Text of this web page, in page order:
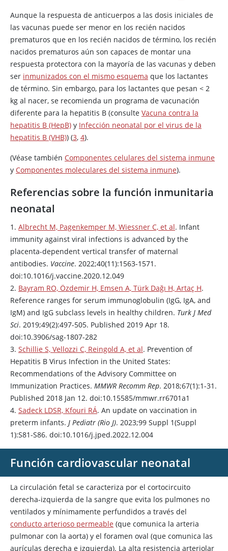
Aunque la respuesta de anticuerpos a las dosis iniciales de
las vacunas puede ser menor en los recién nacidos
prematuros que en los recién nacidos de término, los recién
nacidos prematuros aún son capaces de montar una
respuesta protectora con la mayoría de las vacunas y deben
ser inmunizados con el mismo esquema que los lactantes
de término. Sin embargo, para los lactantes que pesan < 2
kg al nacer, se recomienda un programa de vacunación
diferente para la hepatitis B (consulte Vacuna contra la
hepatitis B (HepB) y Infección neonatal por el virus de la
hepatitis B (VHB)) (3, 4).
(Véase también Componentes celulares del sistema inmune
y Componentes moleculares del sistema inmune).
Referencias sobre la función inmunitaria
neonatal
1. Albrecht M, Pagenkemper M, Wiessner C, et al. Infant
immunity against viral infections is advanced by the
placenta-dependent vertical transfer of maternal
antibodies. Vaccine. 2022;40(11):1563-1571.
doi:10.1016/j.vaccine.2020.12.049
2. Bayram RO, Özdemir H, Emsen A, Türk Dağı H, Artaç H.
Reference ranges for serum immunoglobulin (IgG, IgA, and
IgM) and IgG subclass levels in healthy children. Turk J Med
Sci. 2019;49(2):497-505. Published 2019 Apr 18.
doi:10.3906/sag-1807-282
3. Schillie S, Vellozzi C, Reingold A, et al. Prevention of
Hepatitis B Virus Infection in the United States:
Recommendations of the Advisory Committee on
Immunization Practices. MMWR Recomm Rep. 2018;67(1):1-31.
Published 2018 Jan 12. doi:10.15585/mmwr.rr6701a1
4. Sadeck LDSR, Kfouri RÁ. An update on vaccination in
preterm infants. J Pediatr (Rio J). 2023;99 Suppl 1(Suppl
1):S81-S86. doi:10.1016/j.jped.2022.12.004
Función cardiovascular neonatal
La circulación fetal se caracteriza por el cortocircuito
derecha-izquierda de la sangre que evita los pulmones no
ventilados y mínimamente perfundidos a través del
conducto arterioso permeable (que comunica la arteria
pulmonar con la aorta) y el foramen oval (que comunica las
aurículas derecha e izquierda). La alta resistencia arteriolar